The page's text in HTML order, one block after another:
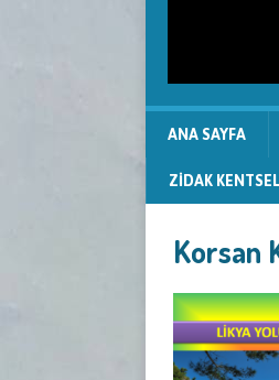
ANA SAYFA
ZİDAK
Korsan